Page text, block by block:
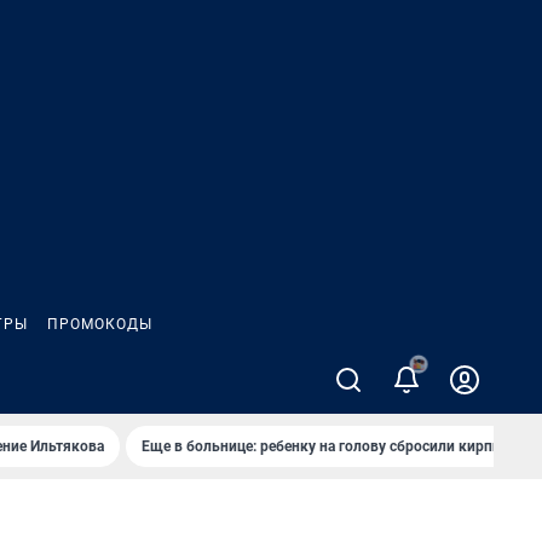
ПРОМОКОДЫ
2
Ильтякова Еще в больнице: ребенку на голову сбросили кирпич